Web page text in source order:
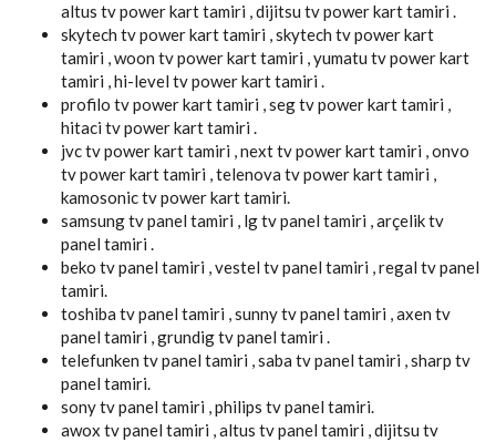
altus tv power kart tamiri , dijitsu tv power kart tamiri .
skytech tv power kart tamiri , skytech tv power kart
tamiri , woon tv power kart tamiri , yumatu tv power kart
tamiri , hi-level tv power kart tamiri .
profilo tv power kart tamiri , seg tv power kart tamiri ,
hitaci tv power kart tamiri .
jvc tv power kart tamiri , next tv power kart tamiri , onvo
tv power kart tamiri , telenova tv power kart tamiri ,
kamosonic tv power kart tamiri.
samsung tv panel tamiri , lg tv panel tamiri , arçelik tv
panel tamiri .
beko tv panel tamiri , vestel tv panel tamiri , regal tv panel
tamiri.
toshiba tv panel tamiri , sunny tv panel tamiri , axen tv
panel tamiri , grundig tv panel tamiri .
telefunken tv panel tamiri , saba tv panel tamiri , sharp tv
panel tamiri.
sony tv panel tamiri , philips tv panel tamiri.
awox tv panel tamiri , altus tv panel tamiri , dijitsu tv